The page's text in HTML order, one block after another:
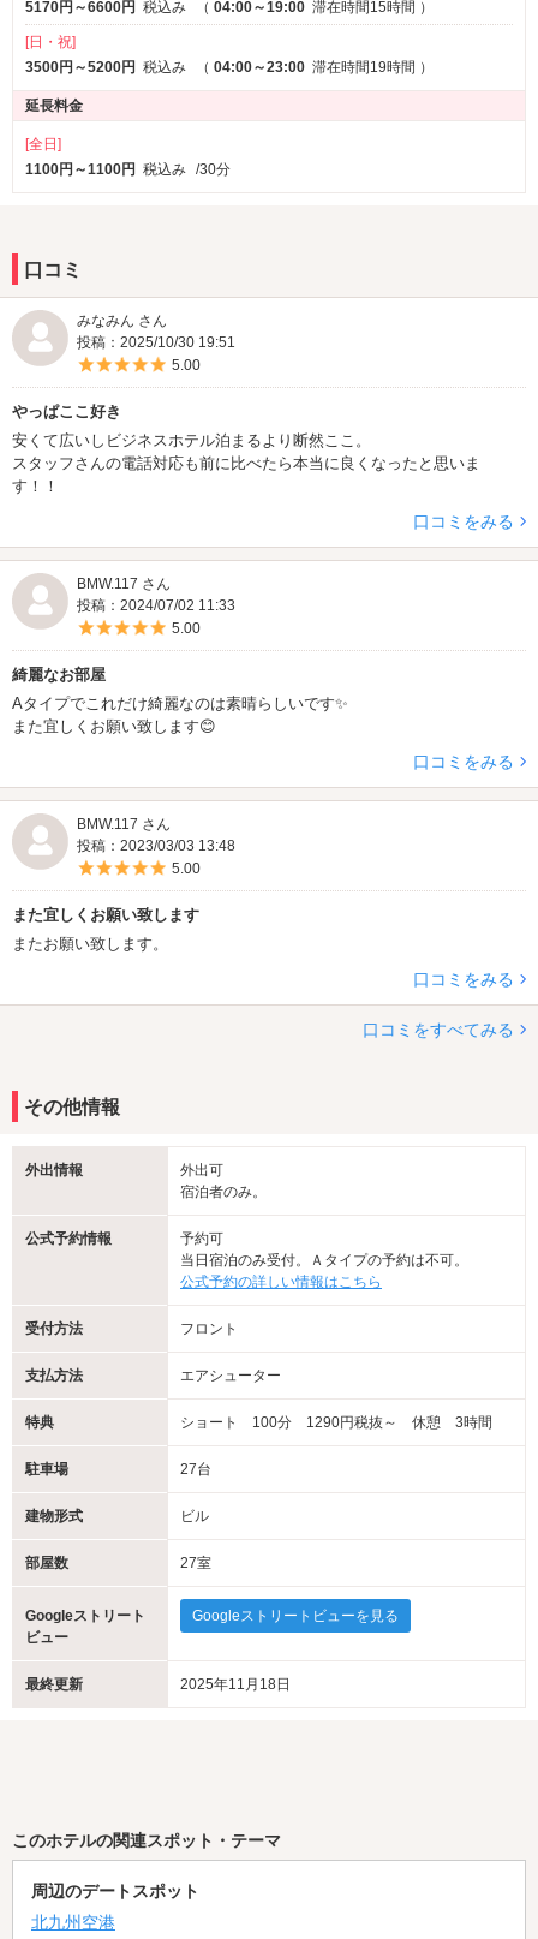
5170円～6600円 税込み （ 04:00～19:00 滞在時間15時間 ）
[日・祝]
3500円～5200円 税込み （ 04:00～23:00 滞在時間19時間 ）
延長料金
[全日]
1100円～1100円 税込み /30分
口コミ
みなみん さん
投稿：2025/10/30 19:51
5つ星のうち5
5.00
やっぱここ好き
安くて広いしビジネスホテル泊まるより断然ここ。
スタッフさんの電話対応も前に比べたら本当に良くなったと思いま
す！！
口コミをみる
BMW.117 さん
投稿：2024/07/02 11:33
5つ星のうち5
5.00
綺麗なお部屋
Aタイプでこれだけ綺麗なのは素晴らしいです✨
また宜しくお願い致します😊
口コミをみる
BMW.117 さん
投稿：2023/03/03 13:48
5つ星のうち5
5.00
また宜しくお願い致します
またお願い致します。
口コミをみる
口コミをすべてみる
その他情報
外出情報
外出可
宿泊者のみ。
公式予約情報
予約可
当日宿泊のみ受付。Ａタイプの予約は不可。
公式予約の詳しい情報はこちら
受付方法 フロント
支払方法 エアシューター
特典 ショート 100分 1290円税抜～ 休憩 3時間
駐車場 27台
建物形式 ビル
部屋数 27室
Googleストリート
ビュー
Googleストリートビューを見る
最終更新 2025年11月18日
このホテルの関連スポット・テーマ
周辺のデートスポット
北九州空港